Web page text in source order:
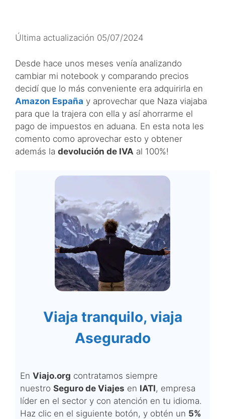
Última actualización 05/07/2024
Desde hace unos meses venía analizando
cambiar mi notebook y comparando precios
decidí que lo más conveniente era adquirirla en
Amazon España y aprovechar que Naza viajaba
para que la trajera con ella y así ahorrarme el
pago de impuestos en aduana. En esta nota les
comento como aprovechar esto y obtener
además la devolución de IVA al 100%!
Viaja tranquilo, viaja
Asegurado
En Viajo.org contratamos siempre
nuestro Seguro de Viajes en IATI, empresa
líder en el sector y con atención en tu idioma.
Haz clic en el siguiente botón, y obtén un 5%